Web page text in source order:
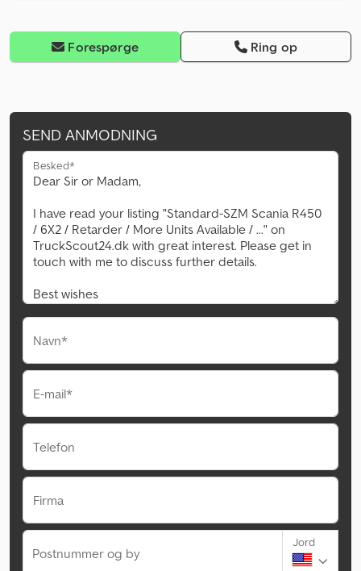
Forespørge Ring op
SEND ANMODNING
Besked*
Navn*
E-mail*
Telefon
Firma
Postnummer og by
Jord